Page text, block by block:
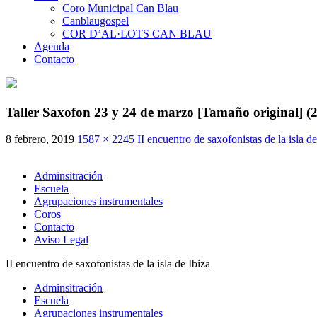
Coro Municipal Can Blau
Canblaugospel
COR D’AL·LOTS CAN BLAU
Agenda
Contacto
Taller Saxofon 23 y 24 de marzo [Tamaño original]
8 febrero, 2019 1587 × 2245 II encuentro de saxofonistas de la isla
Adminsitración
Escuela
Agrupaciones instrumentales
Coros
Contacto
Aviso Legal
II encuentro de saxofonistas de la isla de Ibiza
Adminsitración
Escuela
Agrupaciones instrumentales